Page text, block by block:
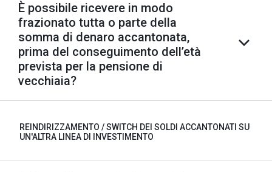
È possibile ricevere in modo
frazionato tutta o parte della
somma di denaro accantonata,
prima del conseguimento dell’età
prevista per la pensione di
vecchiaia?
REINDIRIZZAMENTO / SWITCH DEI SOLDI ACCANTONATI SU
UN'ALTRA LINEA DI INVESTIMENTO